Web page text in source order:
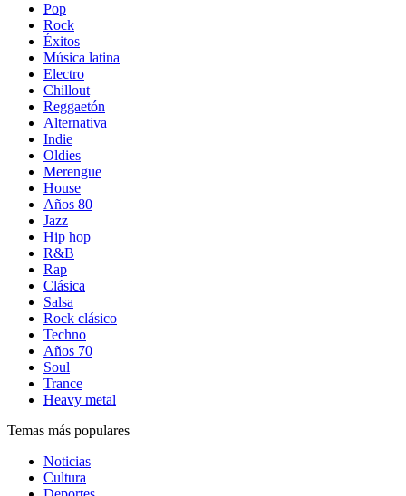
Pop
Rock
Éxitos
Música latina
Electro
Chillout
Reggaetón
Alternativa
Indie
Oldies
Merengue
House
Años 80
Jazz
Hip hop
R&B
Rap
Clásica
Salsa
Rock clásico
Techno
Años 70
Soul
Trance
Heavy metal
Temas más populares
Noticias
Cultura